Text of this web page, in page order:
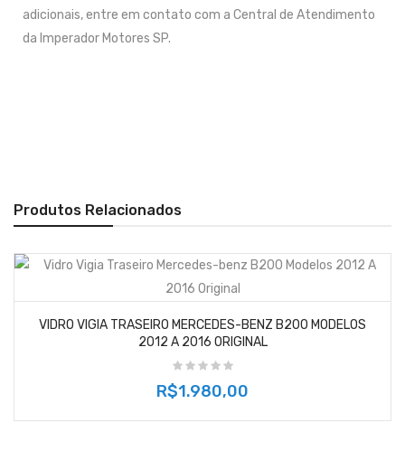
adicionais, entre em contato com a Central de Atendimento
da Imperador Motores SP.
Produtos Relacionados
VIDRO VIGIA TRASEIRO MERCEDES-BENZ B200 MODELOS
2012 A 2016 ORIGINAL
R$1.980,00